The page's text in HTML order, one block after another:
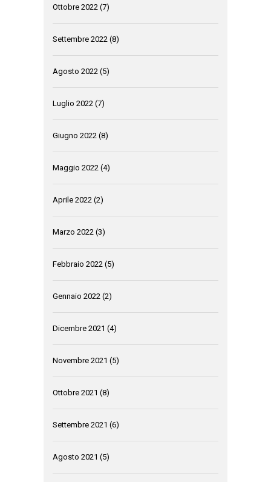
Ottobre 2022 (7)
Settembre 2022 (8)
Agosto 2022 (5)
Luglio 2022 (7)
Giugno 2022 (8)
Maggio 2022 (4)
Aprile 2022 (2)
Marzo 2022 (3)
Febbraio 2022 (5)
Gennaio 2022 (2)
Dicembre 2021 (4)
Novembre 2021 (5)
Ottobre 2021 (8)
Settembre 2021 (6)
Agosto 2021 (5)